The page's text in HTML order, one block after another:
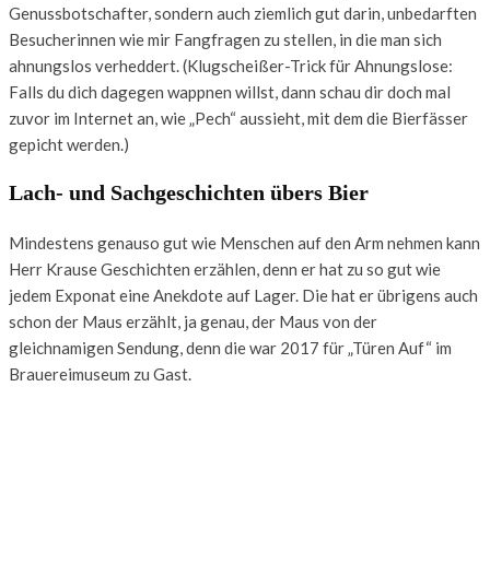
Genussbotschafter, sondern auch ziemlich gut darin, unbedarften
Besucherinnen wie mir Fangfragen zu stellen, in die man sich
ahnungslos verheddert. (Klugscheißer-Trick für Ahnungslose:
Falls du dich dagegen wappnen willst, dann schau dir doch mal
zuvor im Internet an, wie „Pech“ aussieht, mit dem die Bierfässer
gepicht werden.)
Lach- und Sachgeschichten übers Bier
Mindestens genauso gut wie Menschen auf den Arm nehmen kann
Herr Krause Geschichten erzählen, denn er hat zu so gut wie
jedem Exponat eine Anekdote auf Lager. Die hat er übrigens auch
schon der Maus erzählt, ja genau, der Maus von der
gleichnamigen Sendung, denn die war 2017 für „Türen Auf“ im
Brauereimuseum zu Gast.